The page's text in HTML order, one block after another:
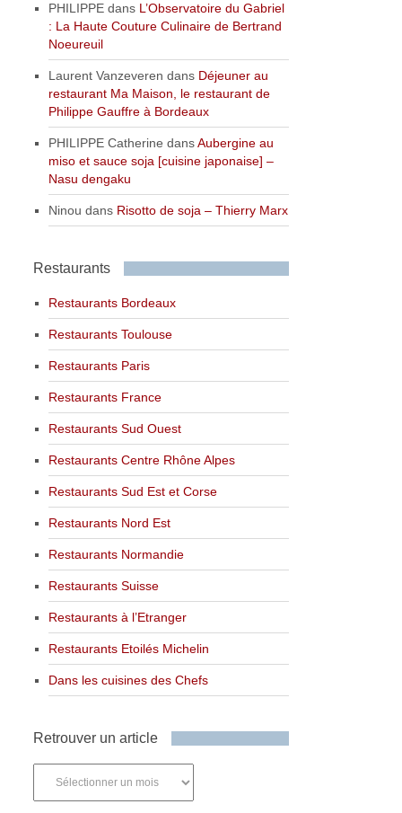
PHILIPPE dans L’Observatoire du Gabriel
: La Haute Couture Culinaire de Bertrand
Noeureuil
Laurent Vanzeveren dans Déjeuner au
restaurant Ma Maison, le restaurant de
Philippe Gauffre à Bordeaux
PHILIPPE Catherine dansAubergine au
miso et sauce soja [cuisine japonaise] –
Nasu dengaku
Ninou dans Risotto de soja – Thierry Marx
Restaurants
Restaurants Bordeaux
Restaurants Toulouse
Restaurants Paris
Restaurants France
Restaurants Sud Ouest
Restaurants Centre Rhône Alpes
Restaurants Sud Est et Corse
Restaurants Nord Est
Restaurants Normandie
Restaurants Suisse
Restaurants à l’Etranger
Restaurants Etoilés Michelin
Dans les cuisines des Chefs
Retrouver un article